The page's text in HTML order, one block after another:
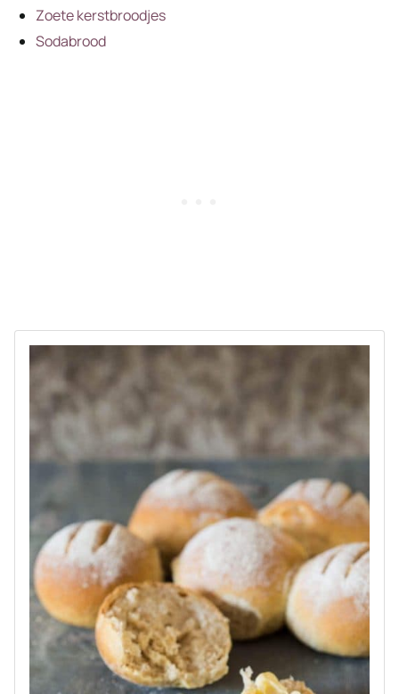
Zoete kerstbroodjes
Sodabrood